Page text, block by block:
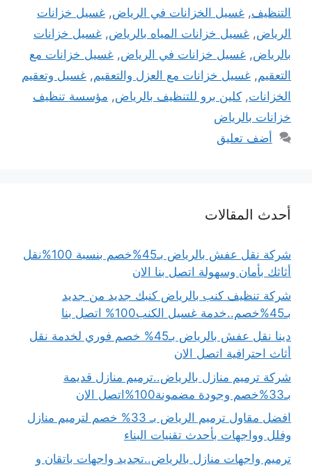
التنظيف, غسيل الخزانات في الرياض, غسيل خزانات
الرياض, غسيل خزانات المياه بالرياض, غسيل خزانات
بالرياض, غسيل خزانات في الرياض, غسيل خزانات مع
التعقيم, غسيل خزانات مع العزل والتعقيم, غسيل وتعقيم
الخزانات, كلين برو للتنظيف بالرياض, مؤسسة تنظيف
خزانات بالرياض
أضف تعليق
أحدث المقالات
شركة نقل عفش بالرياض بـ45%خصم بنسبة 100%نقل
أثاثك بأمان وسهولة اتصل بنا الان
شركة تنظيف كنب بالرياض كنبك جديد من جديد
بـ45%خصم..خدمة غسيل الكنب100% اتصل بنا
دينا نقل عفش بالرياض بـ45% خصم فوري لخدمة نقل
أثاث احترافية اتصل الان
شركة ترميم منازل بالرياض..ترميم منازل قديمة
بـ33%خصم وجودة مضمونة100%اتصل الان
افضل مقاول ترميم الرياض بـ 33% خصم لترميم منازل
وفلل وواجهات بأحدث تقنيات البناء
ترميم واجهات منازل بالرياض..تجديد واجهات باتقان و